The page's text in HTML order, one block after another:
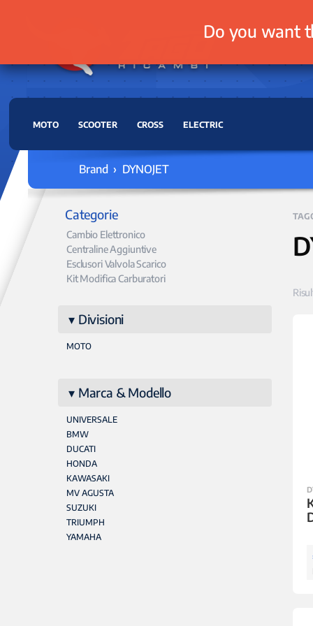
MOTO SCOOTER CROSS ELECTRIC
Brand › DYNOJET
Categorie
Cambio Elettronico
Centraline Aggiuntive
Esclusori Valvola Scarico
Kit Modifica Carburatori
Divisioni
MOTO
Marca & Modello
UNIVERSALE
BMW
DUCATI
HONDA
KAWASAKI
MV AGUSTA
SUZUKI
TRIUMPH
YAMAHA
Do you want